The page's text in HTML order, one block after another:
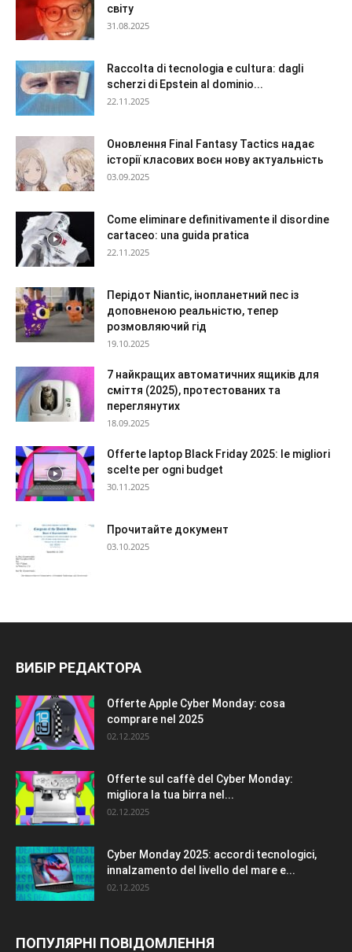
світу
31.08.2025
Raccolta di tecnologia e cultura: dagli
scherzi di Epstein al dominio...
22.11.2025
Оновлення Final Fantasy Tactics надає
історії класових воєн нову актуальність
03.09.2025
Come eliminare definitivamente il disordine
cartaceo: una guida pratica
22.11.2025
Перідот Niantic, інопланетний пес із
доповненою реальністю, тепер
розмовляючий гід
19.10.2025
7 найкращих автоматичних ящиків для
сміття (2025), протестованих та
переглянутих
18.09.2025
Offerte laptop Black Friday 2025: le migliori
scelte per ogni budget
30.11.2025
Прочитайте документ
03.10.2025
ВИБІР РЕДАКТОРА
Offerte Apple Cyber Monday: cosa
comprare nel 2025
02.12.2025
Offerte sul caffè del Cyber Monday:
migliora la tua birra nel...
02.12.2025
Cyber Monday 2025: accordi tecnologici,
innalzamento del livello del mare e...
02.12.2025
ПОПУЛЯРНІ ПОВІДОМЛЕННЯ